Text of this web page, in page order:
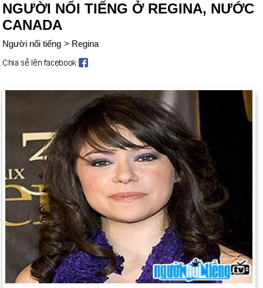
NGƯỜI NỔI TIẾNG Ở REGINA, NƯỚC
CANADA
Người nổi tiếng > Regina